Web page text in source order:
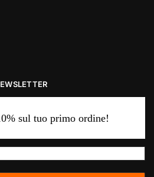
sul tuo primo ordine!